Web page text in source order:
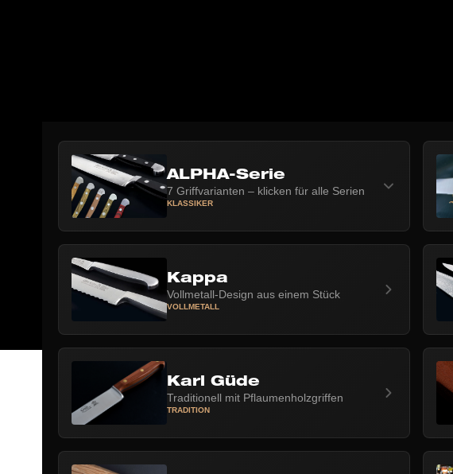
ALPHA-Serie
7 Griffvarianten – klicken für alle Serien
KLASSIKER
Kappa
Vollmetall-Design aus einem Stück
VOLLMETALL
Karl Güde
Traditionell mit Pflaumenholzgriffen
TRADITION